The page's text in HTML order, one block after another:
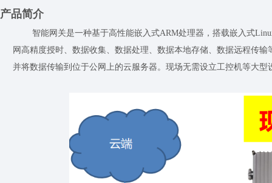
产品简介
智能网关是一种基于高性能嵌入式ARM处理器，搭载嵌入式
网高精度授时、数据收集、数据处理、数据本地存储、数据远程传
并将数据传输到位于公网上的云服务器。现场无需设立工控机等大型